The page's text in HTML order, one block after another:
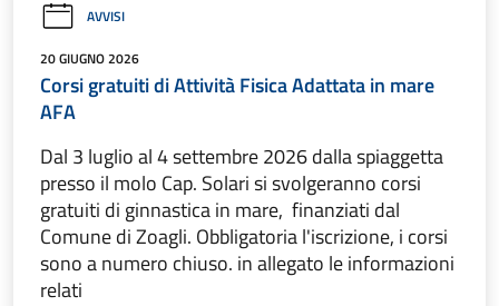
AVVISI
20 GIUGNO 2026
Corsi gratuiti di Attività Fisica Adattata in mare
AFA
Dal 3 luglio al 4 settembre 2026 dalla spiaggetta
presso il molo Cap. Solari si svolgeranno corsi
gratuiti di ginnastica in mare, finanziati dal
Comune di Zoagli. Obbligatoria l'iscrizione, i corsi
sono a numero chiuso. in allegato le informazioni
relati